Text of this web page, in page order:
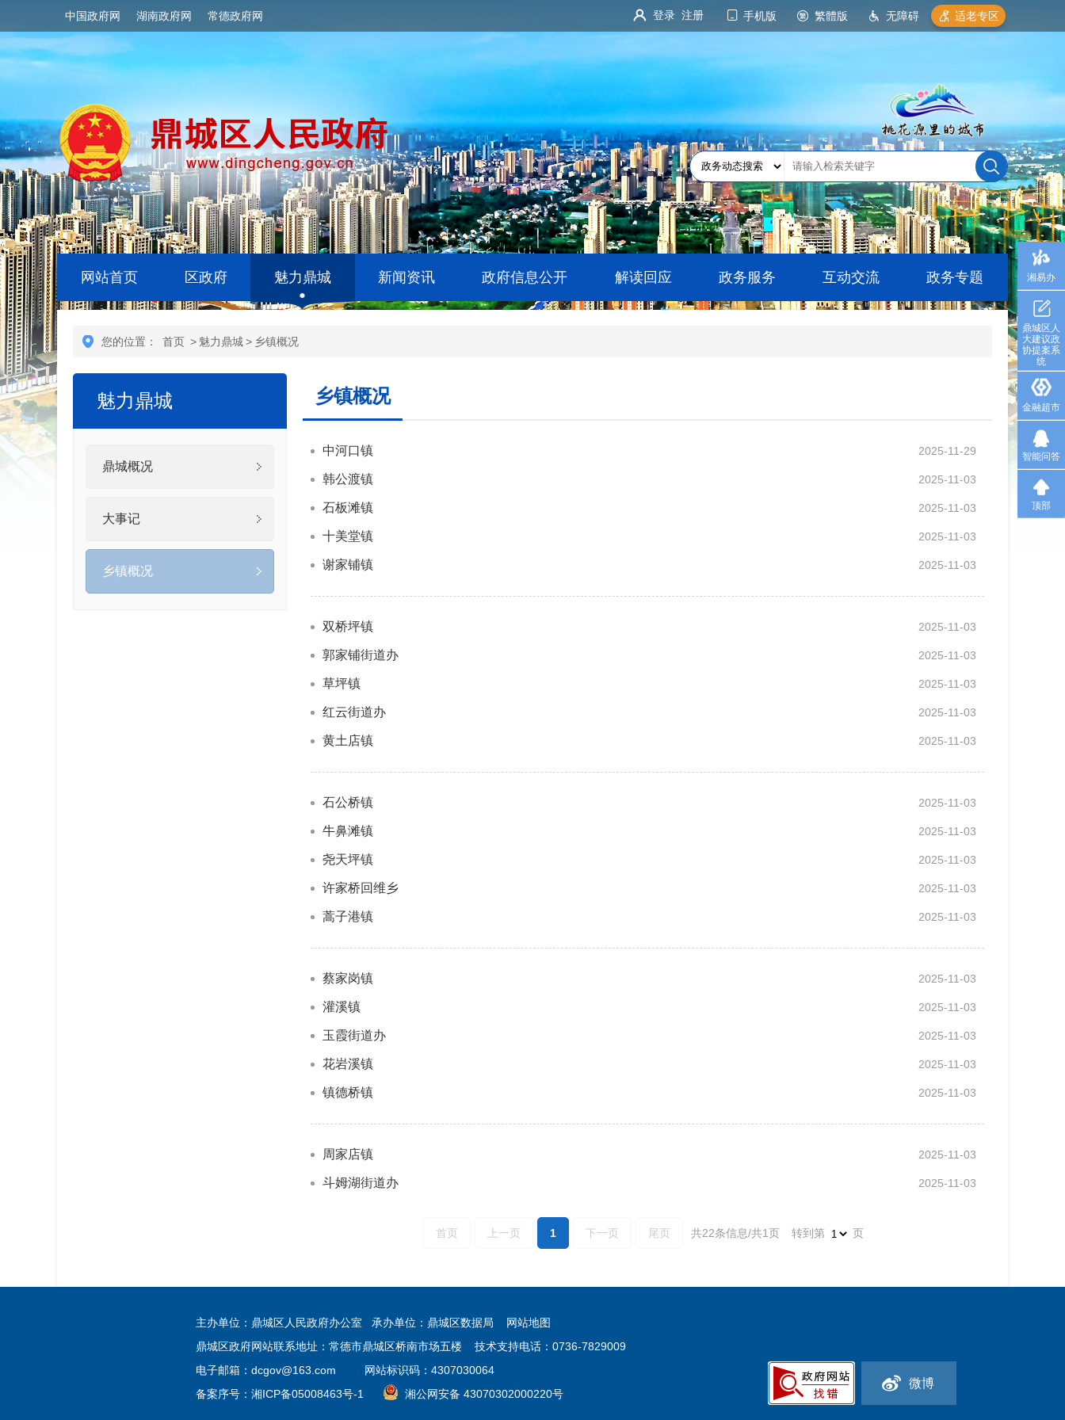
中国政府网 湖南政府网 常德政府网 登录 注册 手机版 繁體版 无障碍 适老专区
网站首页 区政府 魅力鼎城 新闻资讯 政府信息公开 解读回应 政务服务 互动交流 政务专题
您的位置： 首页 > 魅力鼎城> 乡镇概况
魅力鼎城
鼎城概况
大事记
乡镇概况
乡镇概况
2025-11-29
中河口镇
2025-11-03
韩公渡镇
2025-11-03
石板滩镇
2025-11-03
十美堂镇
2025-11-03
谢家铺镇
2025-11-03
双桥坪镇
2025-11-03
郭家铺街道办
2025-11-03
草坪镇
2025-11-03
红云街道办
2025-11-03
黄土店镇
2025-11-03
石公桥镇
2025-11-03
牛鼻滩镇
2025-11-03
尧天坪镇
2025-11-03
许家桥回维乡
2025-11-03
蒿子港镇
2025-11-03
蔡家岗镇
2025-11-03
灌溪镇
2025-11-03
玉霞街道办
2025-11-03
花岩溪镇
2025-11-03
镇德桥镇
2025-11-03
周家店镇
2025-11-03
斗姆湖街道办
首页 上一页 1 下一页 尾页 共22条信息/共1页 转到第 页
主办单位：鼎城区人民政府办公室 承办单位：鼎城区数据局 网站地图
鼎城区政府网站联系地址：常德市鼎城区桥南市场五楼 技术支持电话：0736-7829009
电子邮箱：dcgov@163.com 网站标识码：4307030064
备案序号： 湘ICP备05008463号-1 湘公网安备 43070302000220号
微博
湘易办
鼎城区人
大建议政
协提案系
统
金融超市
智能问答
顶部